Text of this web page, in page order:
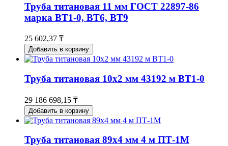
Труба титановая 11 мм ГОСТ 22897-86
марка ВТ1-0, ВТ6, ВТ9
25 602,37 ₸
Добавить в корзину
Труба титановая 10х2 мм 43192 м ВТ1-0
29 186 698,15 ₸
Добавить в корзину
Труба титановая 89х4 мм 4 м ПТ-1М